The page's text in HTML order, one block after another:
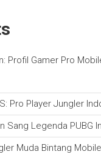
Profil Gamer Pro
Pro Player Jungler
Sang Legenda PUBG
Muda Bintang